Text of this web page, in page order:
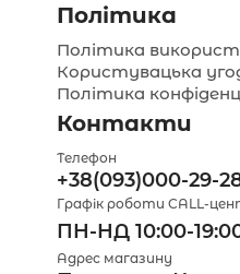
Політика
Політика
Користувацька
Політика
Контакти
Телефон
+38(093)000-29-
Графік роботи CALL-
ПН-НД 10:00-
Адрес магазину